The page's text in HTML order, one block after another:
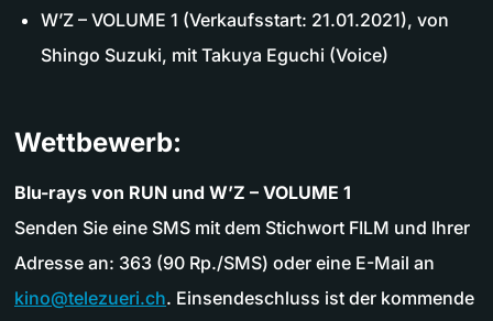
W’Z – VOLUME 1 (Verkaufsstart: 21.01.2021), von
Shingo Suzuki, mit Takuya Eguchi (Voice)
Wettbewerb:
Blu-rays von RUN und W’Z – VOLUME 1
Senden Sie eine SMS mit dem Stichwort FILM und Ihrer
Adresse an: 363 (90 Rp./SMS) oder eine E-Mail an
kino@telezueri.ch. Einsendeschluss ist der kommende